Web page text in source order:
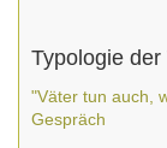
Typologie der
"Väter tun auch,
Gespräch